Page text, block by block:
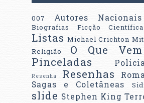
007 Autores Nacionais
Biografias Ficção Científica
Listas Michael Crichton
Religião
O Que
Pinceladas
Resenha Resenhas
Sagas e Coletâneas
slide Stephen King